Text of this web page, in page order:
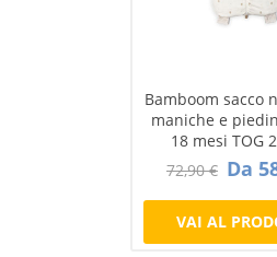
Bamboom sacco
maniche e
18 mesi TOG
72,90 € Da
VAI AL